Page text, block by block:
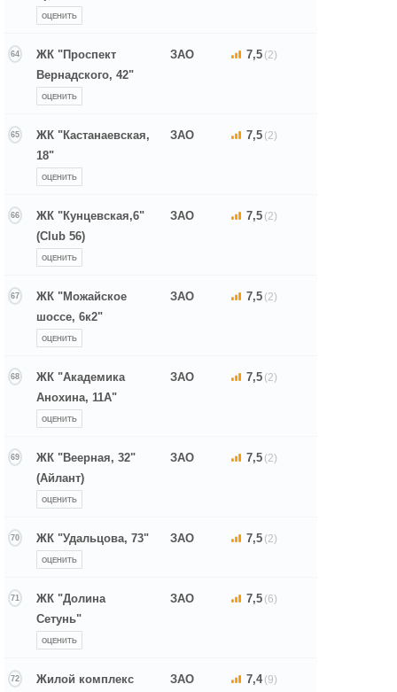
ОЦЕНИТЬ
64
ЖК "Проспект
Вернадского, 42"
ОЦЕНИТЬ
ЗАО 7,5 (2)
65
ЖК "Кастанаевская,
18"
ОЦЕНИТЬ
ЗАО 7,5 (2)
66
ЖК "Кунцевская,6"
(Club 56)
ОЦЕНИТЬ
ЗАО 7,5 (2)
67
ЖК "Можайское
шоссе, 6к2"
ОЦЕНИТЬ
ЗАО 7,5 (2)
68
ЖК "Академика
Анохина, 11А"
ОЦЕНИТЬ
ЗАО 7,5 (2)
69
ЖК "Веерная, 32"
(Айлант)
ОЦЕНИТЬ
ЗАО 7,5 (2)
70 ЖК "Удальцова, 73"
ОЦЕНИТЬ
ЗАО 7,5 (2)
71
ЖК "Долина
Сетунь"
ОЦЕНИТЬ
ЗАО 7,5 (6)
72
Жилой комплекс
ЗАО 7,4 (9)